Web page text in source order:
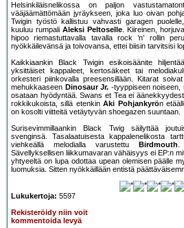
Helsinkiläisnelikossa on paljon
vääjäämättömään jyräykseen, joka luo oivan
Twigin työstö kallistuu vahvasti garagen
kuuluu rumpali Aleksi Peltoselle. Kiireinen,
hipoo riemastuttavalla tavalla rock ’n’ rollin
nyökkäilevänsä ja toivovansa, ettei biisin tarvitsisi
Kaikkiaankin Black Twigin esikoisäänite
yksittäiset kappaleet, kertosäkeet tai
orkesteri piinkovalla preesensillään. Kitarat
mehukkaaseen Dinosaur Jr. -tyyppiseen noiseen,
osataan hyödyntää. Swans et Tea ei
rokkikukoista, sillä etenkinAki Pohjankyrön
on kosolti viitteitä vetäytyvän shoegazen suuntaan.
Surisevimmillaankin Black Twig säilyttää
svenginsä. Tasalaatuisesta kappalenelikosta
viehkeällä melodialla varustettu
Birdmouth.
Sävellyksellisen liikkumavaran vähäisyys ei EP:n
yhtyeeltä on lupa odottaa upean olemisen päälle
luomuksia. Sitten nyökkäillään entistä
Lukukertoja: 5597
Rekisteröidy niin voit
kommentoida levyä